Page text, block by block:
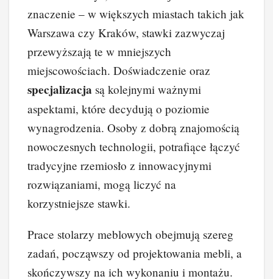
znaczenie – w większych miastach takich jak
Warszawa czy Kraków, stawki zazwyczaj
przewyższają te w mniejszych
miejscowościach. Doświadczenie oraz
specjalizacja są kolejnymi ważnymi
aspektami, które decydują o poziomie
wynagrodzenia. Osoby z dobrą znajomością
nowoczesnych technologii, potrafiące łączyć
tradycyjne rzemiosło z innowacyjnymi
rozwiązaniami, mogą liczyć na
korzystniejsze stawki.
Prace stolarzy meblowych obejmują szereg
zadań, począwszy od projektowania mebli, a
skończywszy na ich wykonaniu i montażu.